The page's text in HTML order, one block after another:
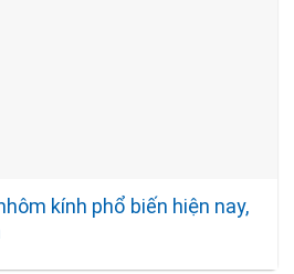
kính phổ biến hiện nay,